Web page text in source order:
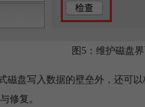
图5：维护磁盘
磁盘写入数据的壁垒外，还可
修复。